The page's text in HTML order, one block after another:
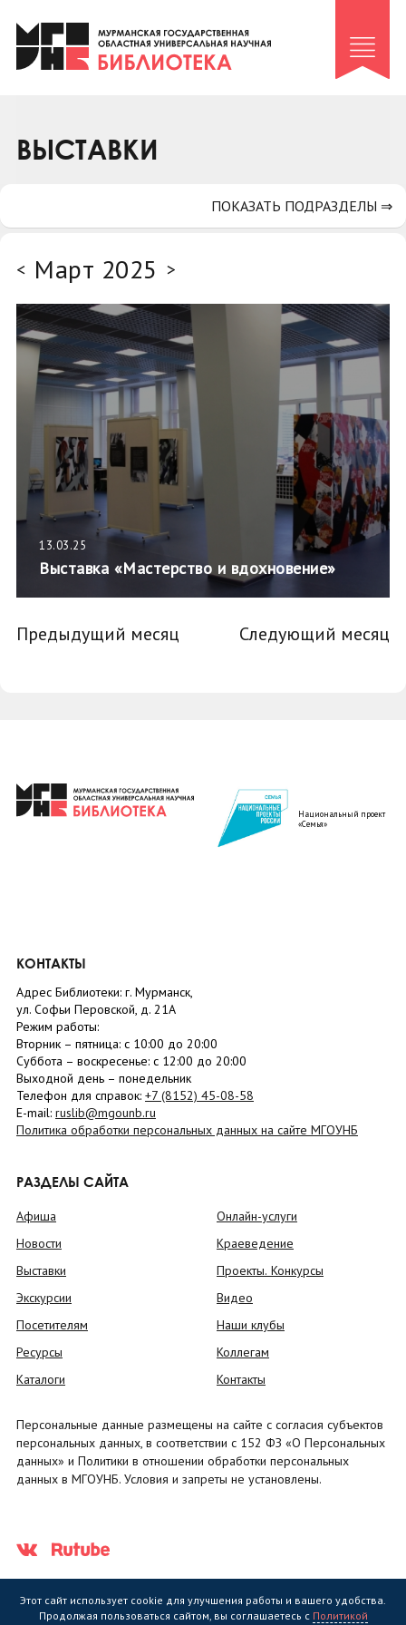
Клуб «Гиря и сельдерей»
Клуб «Семейный архив»
Коллегам
ВЫСТАВКИ
< Март 2025 >
13.03.25
Выставка «Мастерство и вдохновение»
Предыдущий месяц Следующий месяц
ПОКАЗАТЬ ПОДРАЗДЕЛЫ ⇒
Национальный проект
«Семья»
КОНТАКТЫ
Адрес Библиотеки: г. Мурманск,
ул. Софьи Перовской, д. 21А
Режим работы:
Вторник – пятница: с 10:00 до 20:00
Суббота – воскресенье: c 12:00 до 20:00
Выходной день – понедельник
Телефон для справок: +7 (8152) 45-08-58
E-mail: ruslib@mgounb.ru
Политика обработки персональных данных на сайте МГОУНБ
РАЗДЕЛЫ САЙТА
Афиша
Новости
Выставки
Экскурсии
Посетителям
Ресурсы
Каталоги
Онлайн-услуги
Краеведение
Проекты. Конкурсы
Видео
Наши клубы
Коллегам
Контакты
Персональные данные размещены на сайте с согласия субъектов
персональных данных, в соответствии с 152 ФЗ «О Персональных
данных» и Политики в отношении обработки персональных
данных в МГОУНБ. Условия и запреты не установлены.
Этот сайт использует cookie для улучшения работы и вашего удобства.
Продолжая пользоваться сайтом, вы соглашаетесь с Политикой